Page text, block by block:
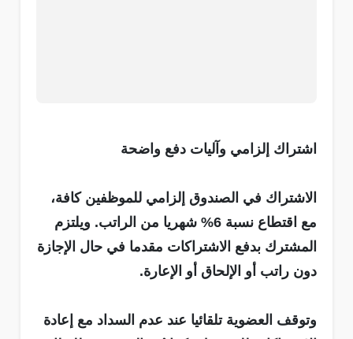
اشتراك إلزامي وآليات دفع واضحة
الاشتراك في الصندوق إلزامي للموظفين كافة،
مع اقتطاع نسبة 6% شهريا من الراتب. ويلتزم
المشترك بدفع الاشتراكات مقدما في حال الإجازة
دون راتب أو الإلحاق أو الإعارة.
وتوقف العضوية تلقائيا عند عدم السداد مع إعادة